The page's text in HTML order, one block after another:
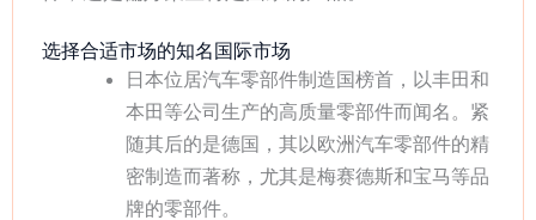
选择合适市场的知名国际市场
日本位居汽车零部件制造国榜首，以丰田和
本田等公司生产的高质量零部件而闻名。紧
随其后的是德国，其以欧洲汽车零部件的精
密制造而著称，尤其是梅赛德斯和宝马等品
牌的零部件。